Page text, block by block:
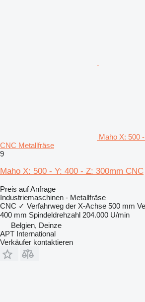
Maho X: 500
CNC Metallfräse
9
Maho X: 500 - Y: 400 - Z: 300mm CNC
Preis auf Anfrage
Industriemaschinen - Metallfräse
CNC ✓ Verfahrweg der X-Achse 500 mm
400 mm Spindeldrehzahl 204.000 U/min
Belgien, Deinze
APT International
Verkäufer kontaktieren